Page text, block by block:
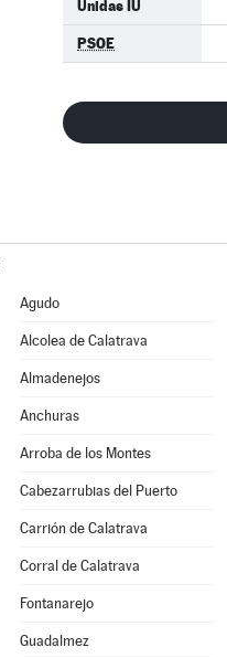
Unidas IU
PSOE
Agudo
Alcolea de Calatrava
Almadenejos
Anchuras
Arroba de los Montes
Cabezarrubias del Puerto
Carrión de Calatrava
Corral de Calatrava
Fontanarejo
Guadalmez